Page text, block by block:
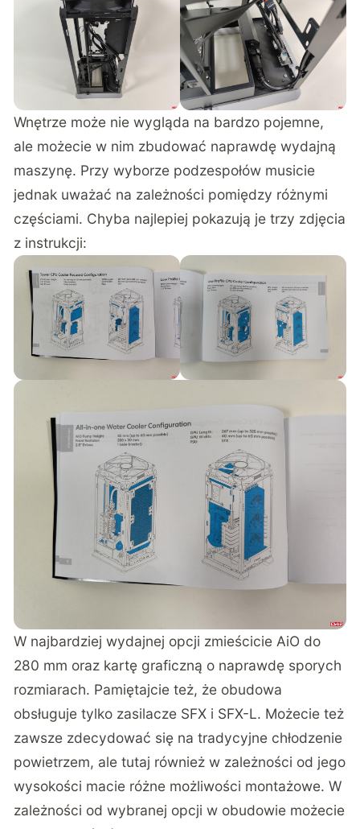
Wnętrze może nie wygląda na bardzo pojemne,
ale możecie w nim zbudować naprawdę wydajną
maszynę. Przy wyborze podzespołów musicie
jednak uważać na zależności pomiędzy różnymi
częściami. Chyba najlepiej pokazują je trzy zdjęcia
z instrukcji:
W najbardziej wydajnej opcji zmieścicie AiO do
280 mm oraz kartę graficzną o naprawdę sporych
rozmiarach. Pamiętajcie też, że obudowa
obsługuje tylko zasilacze SFX i SFX-L. Możecie też
zawsze zdecydować się na tradycyjne chłodzenie
powietrzem, ale tutaj również w zależności od jego
wysokości macie różne możliwości montażowe. W
zależności od wybranej opcji w obudowie możecie